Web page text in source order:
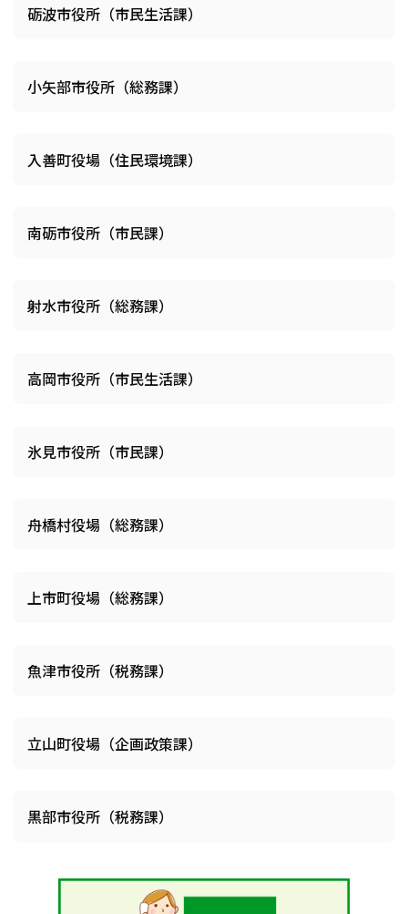
砺波市役所（市民生活課）
小矢部市役所（総務課）
入善町役場（住民環境課）
南砺市役所（市民課）
射水市役所（総務課）
高岡市役所（市民生活課）
氷見市役所（市民課）
舟橋村役場（総務課）
上市町役場（総務課）
魚津市役所（税務課）
立山町役場（企画政策課）
黒部市役所（税務課）